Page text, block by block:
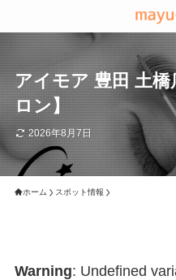
アイモア 豊田 土
ロン】
2026年8月7日
ホーム スポット情報
Warning: Undefined